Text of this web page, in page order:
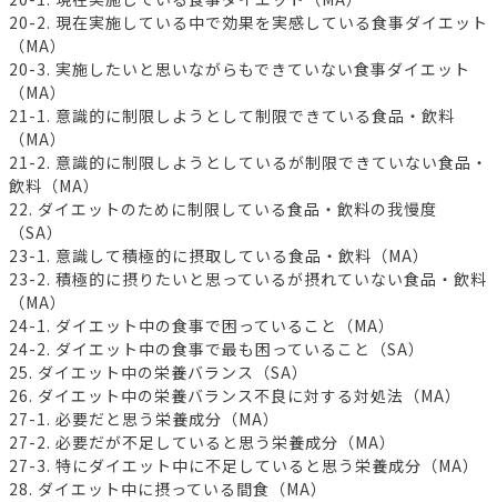
20-2. 現在実施している中で効果を実感している食事ダイエット
（MA）
20-3. 実施したいと思いながらもできていない食事ダイエット
（MA）
21-1. 意識的に制限しようとして制限できている食品・飲料
（MA）
21-2. 意識的に制限しようとしているが制限できていない食品・
飲料（MA）
22. ダイエットのために制限している食品・飲料の我慢度
（SA）
23-1. 意識して積極的に摂取している食品・飲料（MA）
23-2. 積極的に摂りたいと思っているが摂れていない食品・飲料
（MA）
24-1. ダイエット中の食事で困っていること（MA）
24-2. ダイエット中の食事で最も困っていること（SA）
25. ダイエット中の栄養バランス（SA）
26. ダイエット中の栄養バランス不良に対する対処法（MA）
27-1. 必要だと思う栄養成分（MA）
27-2. 必要だが不足していると思う栄養成分（MA）
27-3. 特にダイエット中に不足していると思う栄養成分（MA）
28. ダイエット中に摂っている間食（MA）